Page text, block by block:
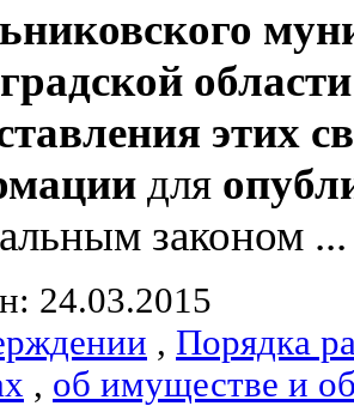
области
этих
для
законом ...
24.03.2015
, Порядка
, об имуществе и